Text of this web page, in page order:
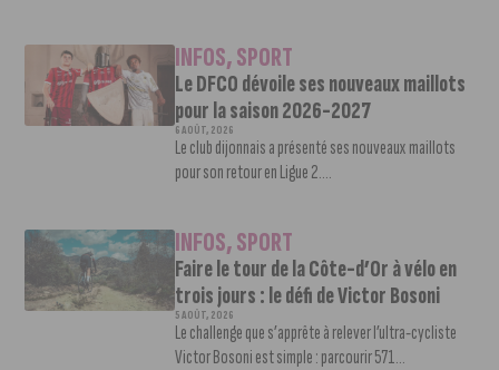
INFOS,SPORT
Le DFCO dévoile ses nouveaux maillots
pour la saison 2026-2027
6 AOÛT, 2026
Le club dijonnais a présenté ses nouveaux maillots
pour son retour en Ligue 2....
INFOS,SPORT
Faire le tour de la Côte-d’Or à vélo en
trois jours : le défi de Victor Bosoni
5 AOÛT, 2026
Le challenge que s’apprête à relever l’ultra-cycliste
Victor Bosoni est simple : parcourir 571...